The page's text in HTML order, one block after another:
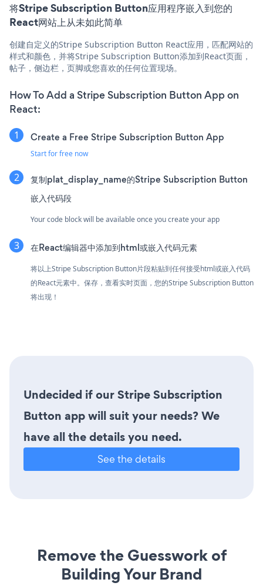
将Stripe Subscription Button应用程序嵌入到您的
React网站上从未如此简单
创建自定义的Stripe Subscription Button React应用，匹配网站的
样式和颜色，并将Stripe Subscription Button添加到React页面，
帖子，侧边栏，页脚或您喜欢的任何位置现场。
How To Add a Stripe Subscription Button App on
React:
Create a Free Stripe Subscription Button App
Start for free now
复制plat_display_name的Stripe Subscription Button
嵌入代码段
Your code block will be available once you create your app
在React编辑器中添加到html或嵌入代码元素
将以上Stripe Subscription Button片段粘贴到任何接受html或嵌入代码
的React元素中。保存，查看实时页面，您的Stripe Subscription Button
将出现！
Undecided if our Stripe Subscription
Button app will suit your needs? We
have all the details you need.
See the details
Remove the Guesswork of
Building Your Brand